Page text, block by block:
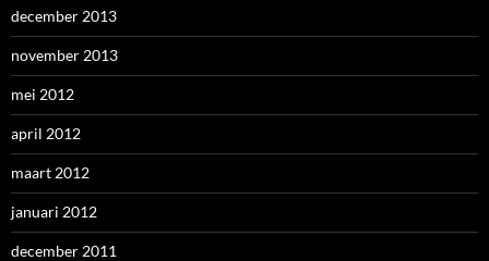
december 2013
november 2013
mei 2012
april 2012
maart 2012
januari 2012
december 2011